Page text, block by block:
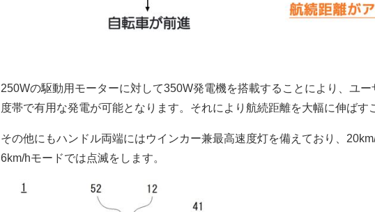
250Wの駆動用モーターに対して350W発電機を搭載することにより、ユ
度帯で有用な発電が可能となります。それにより航続距離を大幅に伸ばす
その他にもハンドル両端にはウインカー兼最高速度灯を備えており、
6km/hモードでは点滅をします。